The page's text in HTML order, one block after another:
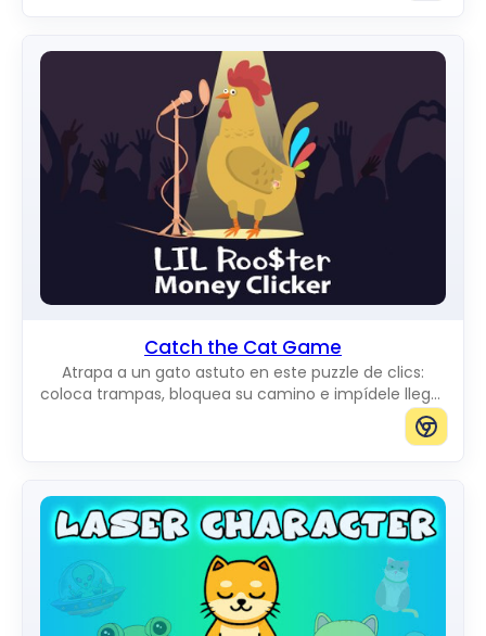
Catch the Cat Game
Atrapa a un gato astuto en este puzzle de clics:
coloca trampas, bloquea su camino e impídele llegar